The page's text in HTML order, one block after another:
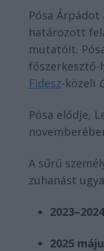
Pósa
határozott
mutatóit.
főszerkesztő-
Fidesz-közeli
Pósa elődje,
A sűrű
zuhanást
2025